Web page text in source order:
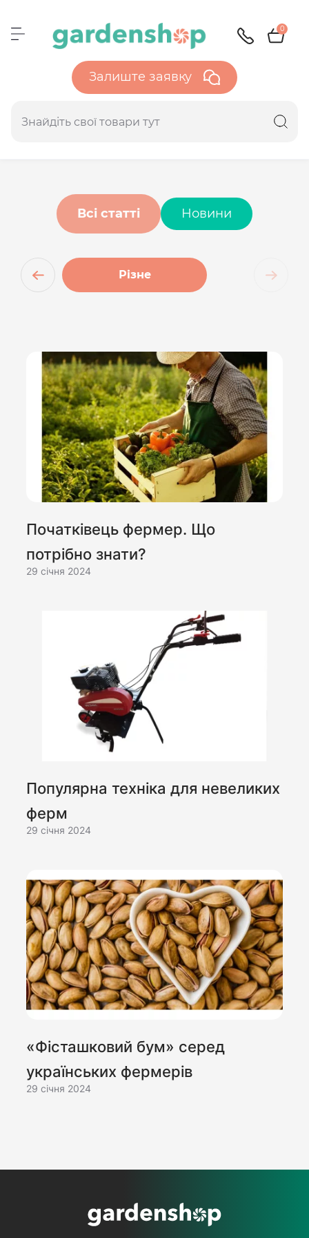
0
Залиште заявку
Всі статті Новини
Різне
Початківець фермер. Що
потрібно знати?
29 cічня 2024
Популярна техніка для невеликих
ферм
29 cічня 2024
«Фісташковий бум» серед
українських фермерів
29 cічня 2024